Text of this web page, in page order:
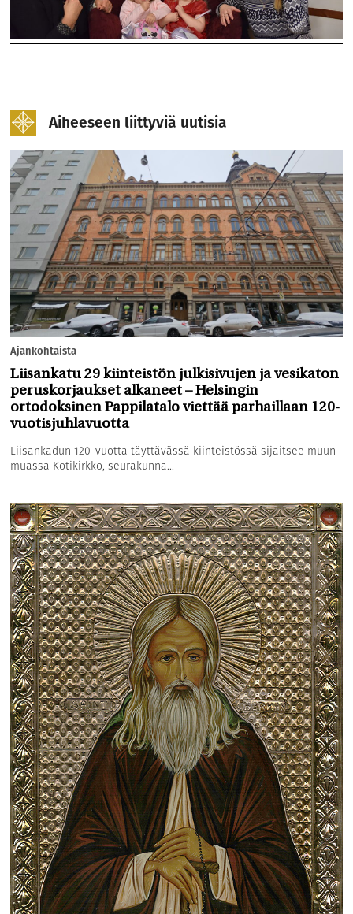
Aiheeseen liittyviä uutisia
Ajankohtaista
Liisankatu 29 kiinteistön julkisivujen ja vesikaton
peruskorjaukset alkaneet – Helsingin
ortodoksinen Pappilatalo viettää parhaillaan 120-
vuotisjuhlavuotta
Liisankadun 120-vuotta täyttävässä kiinteistössä sijaitsee muun
muassa Kotikirkko, seurakunna...